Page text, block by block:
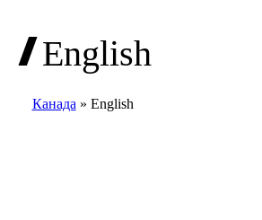
English
Канада » English